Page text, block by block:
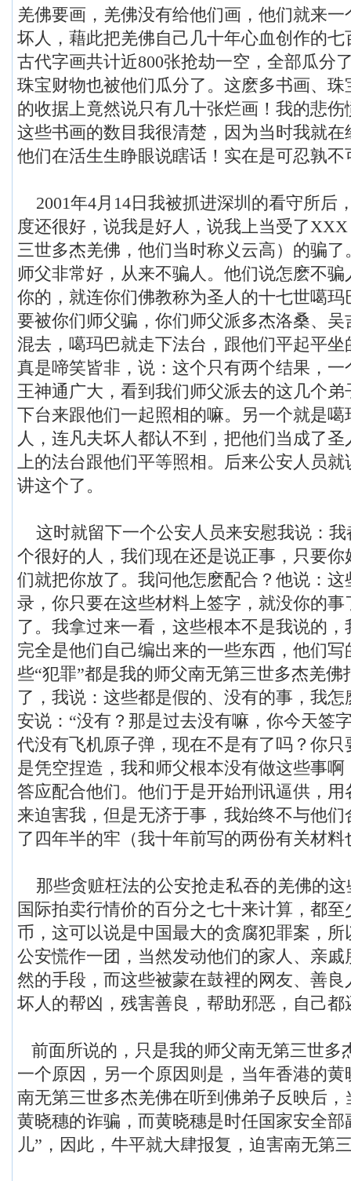
羌佛要画，羌佛没有给他们画，他们就来
坏人，藉此把羌佛自己几十年心血创作的
古代字画共计近800张抢劫一空，全部瓜分
珠宝财物也被他们瓜分了。这麽多书画、
的收据上竟然说只有几十张烂画！我的悲
这些书画的数目我很清楚，因为当时我就
他们在活生生睁眼说瞎话！实在是可忍孰不
2001年4月14日我被抓进深圳的看守所后
度还很好，说我是好人，说我上当受了
三世多杰羌佛，他们当时称义云高）的骗
师父非常好，从来不骗人。他们说怎麽不
你的，就连你们佛教称为圣人的十七世噶
要被你们师父骗，你们师父派多杰洛桑、
混去，噶玛巴就走下法台，跟他们平起平
真是啼笑皆非，说：这个只有两个结果，
王神通广大，看到我们师父派去的这几个
下台来跟他们一起照相的嘛。另一个就是
人，连凡夫坏人都认不到，把他们当成了
上的法台跟他们平等照相。后来公安人员
讲这个了。
这时就留下一个公安人员来安慰我说：我
个很好的人，我们现在还是说正事，只要
们就把你放了。我问他怎麽配合？他说：
录，你只要在这些材料上签字，就没你的
了。我拿过来一看，这些根本不是我说的
完全是他们自己编出来的一些东西，他们
些“犯罪”都是我的师父南无第三世多杰羌
了，我说：这些都是假的、没有的事，我
安说：“没有？那是过去没有嘛，你今天签
代没有飞机原子弹，现在不是有了吗？你只
是凭空捏造，我和师父根本没有做这些事
答应配合他们。他们于是开始刑讯逼供，
来迫害我，但是无济于事，我始终不与他
了四年半的牢（我十年前写的两份有关材
那些贪赃枉法的公安抢走私吞的羌佛的这
国际拍卖行情价的百分之七十来计算，都至
币，这可以说是中国最大的贪腐犯罪案，
公安慌作一团，当然发动他们的家人、亲
然的手段，而这些被蒙在鼓裡的网友、善
坏人的帮凶，残害善良，帮助邪恶，自己都
前面所说的，只是我的师父南无第三世多
一个原因，另一个原因则是，当年香港的
南无第三世多杰羌佛在听到佛弟子反映后
黄晓穗的诈骗，而黄晓穗是时任国家安全部
儿”，因此，牛平就大肆报复，迫害南无第